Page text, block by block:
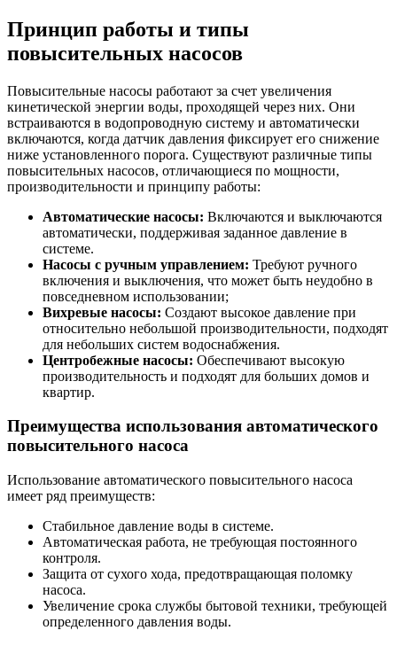
Принцип работы и типы
повысительных насосов
Повысительные насосы работают за счет увеличения
кинетической энергии воды, проходящей через них. Они
встраиваются в водопроводную систему и автоматически
включаются, когда датчик давления фиксирует его снижение
ниже установленного порога. Существуют различные типы
повысительных насосов, отличающиеся по мощности,
производительности и принципу работы:
Автоматические насосы: Включаются и выключаются
автоматически, поддерживая заданное давление в
системе.
Насосы с ручным управлением: Требуют ручного
включения и выключения, что может быть неудобно в
повседневном использовании;
Вихревые насосы: Создают высокое давление при
относительно небольшой производительности, подходят
для небольших систем водоснабжения.
Центробежные насосы: Обеспечивают высокую
производительность и подходят для больших домов и
квартир.
Преимущества использования автоматического
повысительного насоса
Использование автоматического повысительного насоса
имеет ряд преимуществ:
Стабильное давление воды в системе.
Автоматическая работа, не требующая постоянного
контроля.
Защита от сухого хода, предотвращающая поломку
насоса.
Увеличение срока службы бытовой техники, требующей
определенного давления воды.